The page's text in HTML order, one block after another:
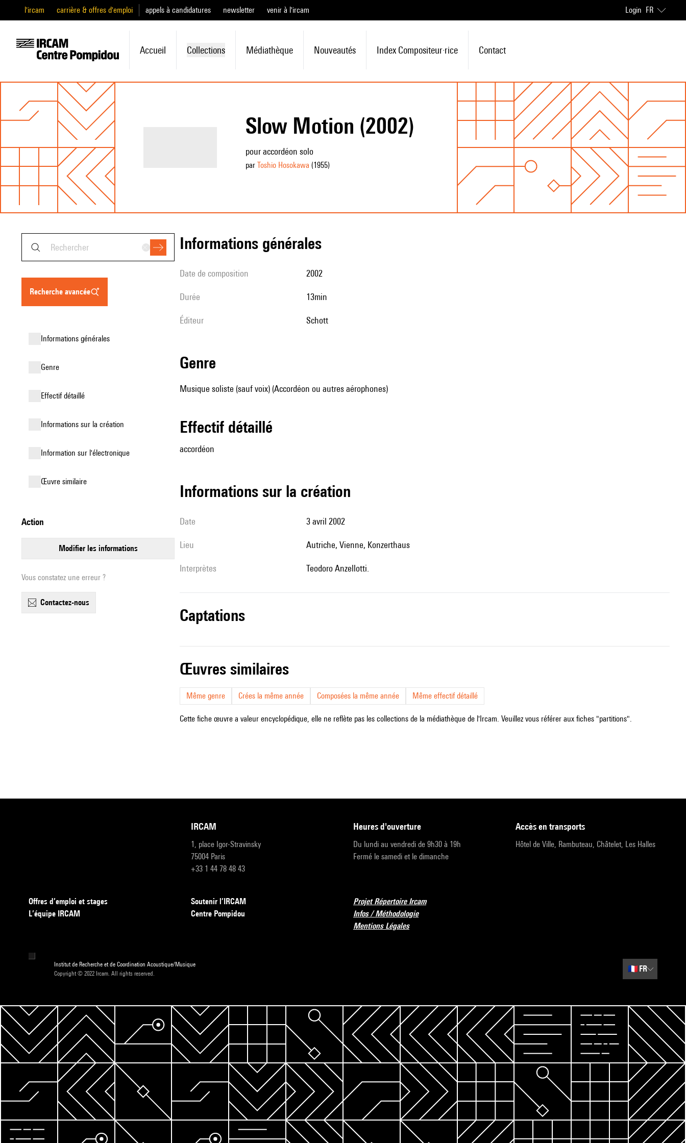
l'ircam carrière & offres d'emploi appels à candidatures newsletter venir à l'ircam Login FR
Accueil Collections Médiathèque Nouveautés Index Compositeur·rice Contact
Slow Motion (2002)
pour accordéon solo
par Toshio Hosokawa (1955)
recherche avancée
informations générales
genre
effectif détaillé
informations sur la création
Information sur l'électronique
œuvre similaire
action
modifier les informations
Vous constatez une erreur ?
contactez-nous
informations générales
date de composition 2002
durée 13min
éditeur Schott
genre
Musique soliste (sauf voix) (Accordéon ou autres aérophones)
effectif détaillé
accordéon
informations sur la création
date 3 avril 2002
lieu Autriche, Vienne, Konzerthaus
interprètes Teodoro Anzellotti.
captations
œuvres similaires
Même genre Crées la même année Composées la même année Même effectif détaillé
Cette fiche œuvre a valeur encyclopédique, elle ne reflète pas les collections de la médiathèque de l'Ircam. Veuillez vous référer aux fiches "partitions".
IRCAM
1, place Igor-Stravinsky
75004 Paris
+33 1 44 78 48 43
heures d'ouverture
Du lundi au vendredi de 9h30 à 19h
Fermé le samedi et le dimanche
accès en transports
Hôtel de Ville, Rambuteau, Châtelet, Les Halles
Offres d’emploi et stages
L’équipe IRCAM
Soutenir l’IRCAM
Centre Pompidou
Projet Répertoire Ircam
Infos / Méthodologie
Mentions Légales
Institut de Recherche et de Coordination Acoustique/Musique
Copyright © 2022 Ircam. All rights reserved.
🇫🇷 FR